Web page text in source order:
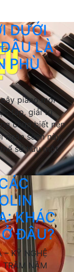
DƯỚI
LÀ
PHÙ
piano mới
tập, giải trí
chưa biết nên
ngân sách này,
sở hữu một
KHÁC
ĐÂU?
– KỸ NGHỆ
TRĂM NĂM